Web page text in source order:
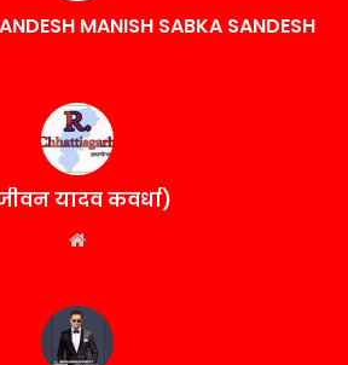
MANISH SABKA SANDESH
यादव कवर्धा)